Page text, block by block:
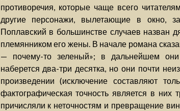
противоречия, которые чаще всего
другие персонажи, вылетающие в окно,
Поплавский в большинстве случаев назван
племянником его жены. В начале романа
— почему-то зеленый»; в дальнейшем они
наберется два-три десятка, но они почти
произведении (исключение составляют
фактографическая точность является в
причисляли к неточностям и превращение